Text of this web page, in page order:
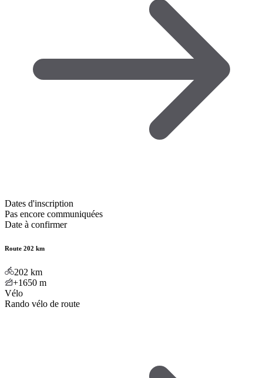
Dates d'inscription
Pas encore communiquées
Date à confirmer
Route 202 km
202 km
+1650 m
Vélo
Rando vélo de route